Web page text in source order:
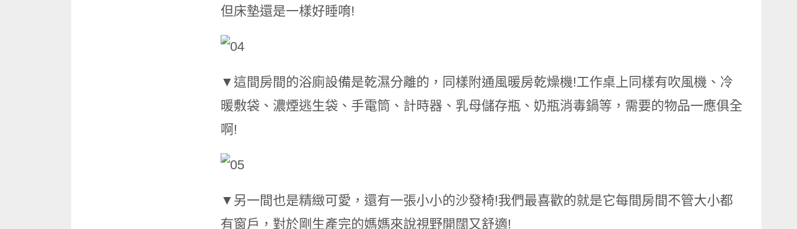
但床墊還是一樣好睡唷!
▼這間房間的浴廁設備是乾濕分離的，同樣附通風暖房乾燥機!工作桌上同樣有吹風機、冷
暖敷袋、濃煙逃生袋、手電筒、計時器、乳母儲存瓶、奶瓶消毒鍋等，需要的物品一應俱全
啊!
▼另一間也是精緻可愛，還有一張小小的沙發椅!我們最喜歡的就是它每間房間不管大小都
有窗戶，對於剛生產完的媽媽來說視野開闊又舒適!